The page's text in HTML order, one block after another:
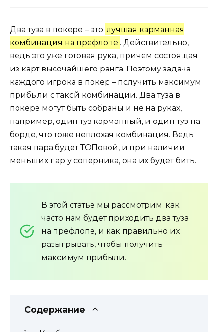
Два туза в покере – это лучшая карманная
комбинация на префлопе . Действительно,
ведь это уже готовая рука, причем состоящая
из карт высочайшего ранга. Поэтому задача
каждого игрока в покер – получить максимум
прибыли с такой комбинации. Два туза в
покере могут быть собраны и не на руках,
например, один туз карманный, и один туз на
борде, что тоже неплохая комбинация. Ведь
такая пара будет ТОПовой, и при наличии
меньших пар у соперника, она их будет бить.
В этой статье мы рассмотрим, как
часто нам будет приходить два туза
на префлопе, и как правильно их
разыгрывать, чтобы получить
максимум прибыли.
Содержание